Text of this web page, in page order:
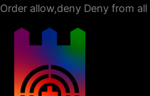
Order allow,deny Deny from all